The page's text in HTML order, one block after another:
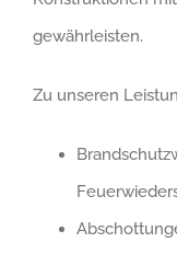
gewährleisten.
Zu unseren